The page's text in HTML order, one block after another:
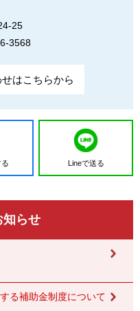
25
3568
はこちらから
Lineで送る
知らせ
る補助金制度について